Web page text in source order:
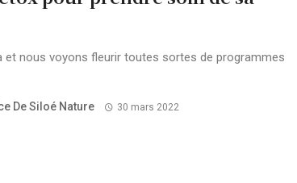
et nous voyons fleurir toutes sortes de programmes
De Siloé Nature 30 mars 2022